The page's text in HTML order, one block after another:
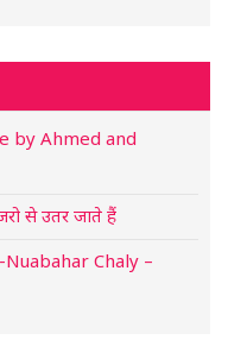
by Ahmed and
से उतर जाते हैं
Chaly –